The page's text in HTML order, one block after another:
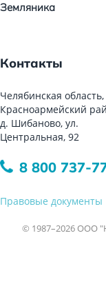
Земляника
Контакты
Челябинская область,
Красноармейский
д. Шибаново, ул.
Центральная, 92
8 800 737-
Правовые документы
© 1987–2026 ООО